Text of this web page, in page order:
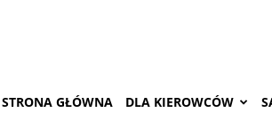
STRONA GŁÓWNA DLA KIEROWCÓW